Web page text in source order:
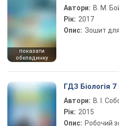
показати
обкладинку
Автори: В. М.
Рік: 2017
Опис: Зошит для
ГДЗ Біологія 7
Автори: В. І.
Рік: 2015
Опис: Робочий